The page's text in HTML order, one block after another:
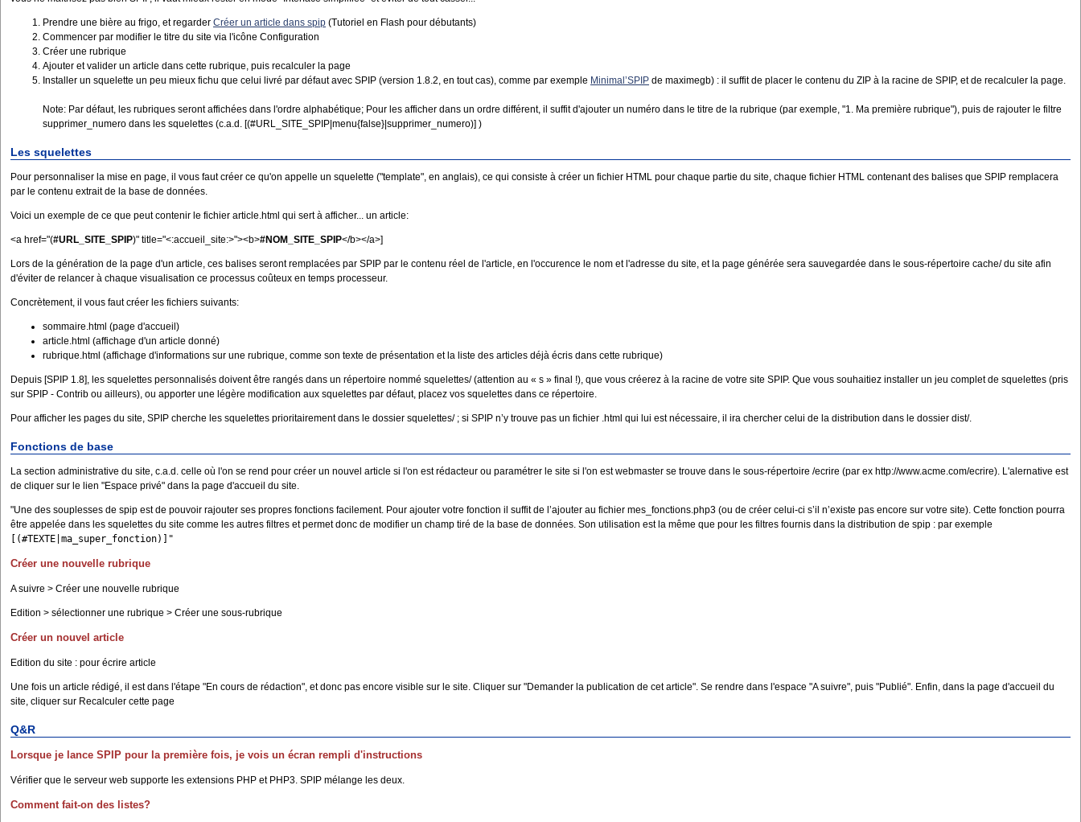
Prendre une bière au frigo, et regarder Créer un article dans spip (Tutoriel en Flash pour débutants)
Commencer par modifier le titre du site via l'icône Configuration
Créer une rubrique
Ajouter et valider un article dans cette rubrique, puis recalculer la page
Installer un squelette un peu mieux fichu que celui livré par défaut avec SPIP (version 1.8.2, en tout cas), comme par exemple Minimal’SPIP de maximegb) : il suffit de placer le contenu du ZIP à la racine de SPIP, et de recalculer la page.
Note: Par défaut, les rubriques seront affichées dans l'ordre alphabétique; Pour les afficher dans un ordre différent, il suffit d'ajouter un numéro dans le titre de la rubrique (par exemple, "1. Ma première rubrique"), puis de rajouter le filtre
supprimer_numero dans les squelettes (c.a.d. [(#URL_SITE_SPIP|menu{false}|supprimer_numero)] )
Les squelettes
Pour personnaliser la mise en page, il vous faut créer ce qu'on appelle un squelette ("template", en anglais), ce qui consiste à créer un fichier HTML pour chaque partie du site, chaque fichier HTML contenant des balises que SPIP remplacera
par le contenu extrait de la base de données.
Voici un exemple de ce que peut contenir le fichier article.html qui sert à afficher... un article:
<a href="(#URL_SITE_SPIP)" title="<:accueil_site:>"><b>#NOM_SITE_SPIP</b></a>]
Lors de la génération de la page d'un article, ces balises seront remplacées par SPIP par le contenu réel de l'article, en l'occurence le nom et l'adresse du site, et la page générée sera sauvegardée dans le sous-répertoire cache/ du site afin
d'éviter de relancer à chaque visualisation ce processus coûteux en temps processeur.
Concrètement, il vous faut créer les fichiers suivants:
sommaire.html (page d'accueil)
article.html (affichage d'un article donné)
rubrique.html (affichage d'informations sur une rubrique, comme son texte de présentation et la liste des articles déjà écris dans cette rubrique)
Depuis [SPIP 1.8], les squelettes personnalisés doivent être rangés dans un répertoire nommé squelettes/ (attention au « s » final !), que vous créerez à la racine de votre site SPIP. Que vous souhaitiez installer un jeu complet de squelettes (pris
sur SPIP - Contrib ou ailleurs), ou apporter une légère modification aux squelettes par défaut, placez vos squelettes dans ce répertoire.
Pour afficher les pages du site, SPIP cherche les squelettes prioritairement dans le dossier squelettes/ ; si SPIP n’y trouve pas un fichier .html qui lui est nécessaire, il ira chercher celui de la distribution dans le dossier dist/.
Fonctions de base
La section administrative du site, c.a.d. celle où l'on se rend pour créer un nouvel article si l'on est rédacteur ou paramétrer le site si l'on est webmaster se trouve dans le sous-répertoire /ecrire (par ex http://www.acme.com/ecrire). L'alernative est
de cliquer sur le lien "Espace privé" dans la page d'accueil du site.
"Une des souplesses de spip est de pouvoir rajouter ses propres fonctions facilement. Pour ajouter votre fonction il suffit de l’ajouter au fichier mes_fonctions.php3 (ou de créer celui-ci s’il n’existe pas encore sur votre site). Cette fonction pourra
être appelée dans les squelettes du site comme les autres filtres et permet donc de modifier un champ tiré de la base de données. Son utilisation est la même que pour les filtres fournis dans la distribution de spip : par exemple
[(#TEXTE|ma_super_fonction)]"
Créer une nouvelle rubrique
A suivre > Créer une nouvelle rubrique
Edition > sélectionner une rubrique > Créer une sous-rubrique
Créer un nouvel article
Edition du site : pour écrire article
Une fois un article rédigé, il est dans l'étape "En cours de rédaction", et donc pas encore visible sur le site. Cliquer sur "Demander la publication de cet article". Se rendre dans l'espace "A suivre", puis "Publié". Enfin, dans la page d'accueil du
site, cliquer sur Recalculer cette page
Q&R
Lorsque je lance SPIP pour la première fois, je vois un écran rempli d'instructions
Vérifier que le serveur web supporte les extensions PHP et PHP3. SPIP mélange les deux.
Comment fait-on des listes?